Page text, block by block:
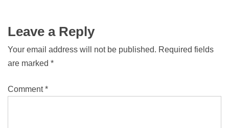
Leave a Reply
Your email address will not be published. Required fields
are marked *
Comment*